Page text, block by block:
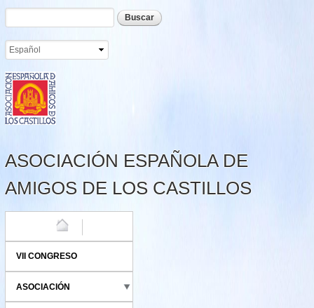
Pasar al
contenido
Formulario de búsqueda
Buscar
ASOCIACIÓN ESPAÑOLA DE
AMIGOS DE LOS CASTILLOS
VII CONGRESO
ASOCIACIÓN